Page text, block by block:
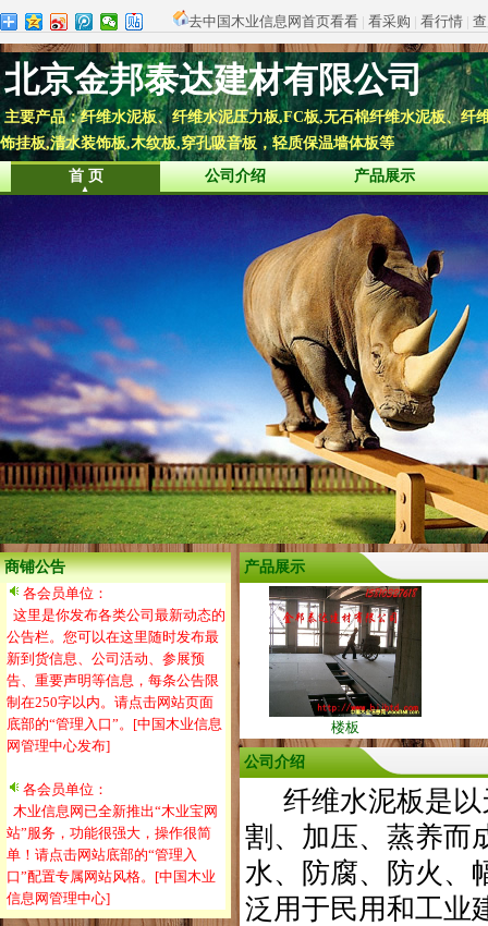
去中国木业信息网首页看看 | 看采购 | 看行情 |
北京金邦泰达建材有限公司
主要产品：纤维水泥板、纤维水泥压力板,FC板,无石棉纤维水泥板、
饰挂板,清水装饰板,木纹板,穿孔吸音板，轻质保温墙体板等
首 页
公司介绍 产品展示
商铺公告
各会员单位：
这里是你发布各类公司最新动态的
公告栏。您可以在这里随时发布最
新到货信息、公司活动、参展预
告、重要声明等信息，每条公告限
制在250字以内。请点击网站页面
底部的“管理入口”。[中国木业信息
网管理中心发布]
各会员单位：
木业信息网已全新推出“木业宝网
站”服务，功能很强大，操作很简
单！请点击网站底部的“管理入
口”配置专属网站风格。[中国木业
信息网管理中心]
产品展示
楼板
公司介绍
纤维水泥板是以
割、加压、蒸养而
水、防腐、防火、
泛用于民用和工业